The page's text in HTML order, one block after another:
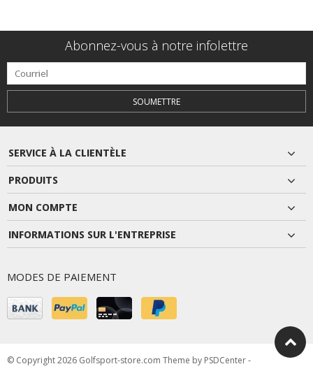
Abonnez-vous à notre infolettre
SOUMETTRE
SERVICE À LA CLIENTÈLE
PRODUITS
MON COMPTE
INFORMATIONS SUR L'ENTREPRISE
MODES DE PAIEMENT
© Copyright 2026 Golfsport-store.com Theme by PSDCenter-